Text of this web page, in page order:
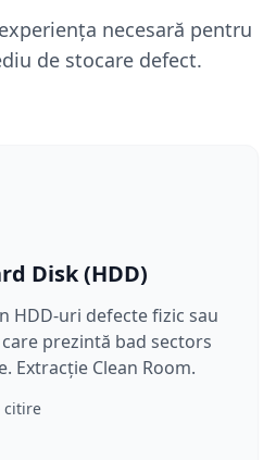
necesară pentru
de stocare defect.
Disk (HDD)
HDD-uri defecte fizic sau
prezintă bad sectors
Extracție Clean Room.
citire